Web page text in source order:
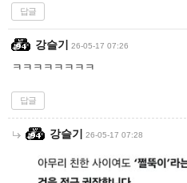
답글
강슬기 26-05-17 07:26
ㅋㅋㅋㅋㅋㅋㅋㅋ
답글
강슬기 26-05-17 07:28